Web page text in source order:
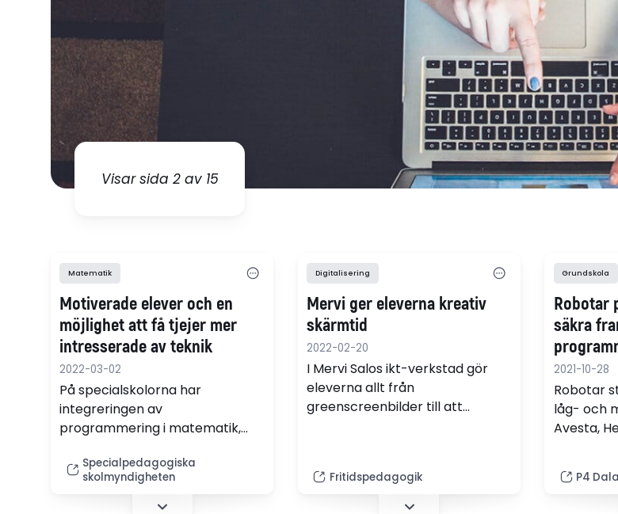
Visar sida 2 av 15
Matematik
Motiverade elever och en
möjlighet att få tjejer mer
intresserade av teknik
2022-03-02
På specialskolorna har
integreringen av
programmering i matematik,
gett flera positiva effekter.
Specialpedagogiska
skolmyndigheten
Digitalisering
Mervi ger eleverna kreativ
skärmtid
2022-02-20
I Mervi Salos ikt-verkstad gör
eleverna allt från
greenscreenbilder till att
Fritidspedagogik
Grundskola
Robotar
säkra
2021-10-28
Robotar
låg- och
Avesta,
Science
skolorna
P4